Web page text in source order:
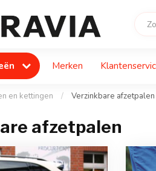
Merken
en kettingen / Verzinkbare afzetpalen
afzetpalen